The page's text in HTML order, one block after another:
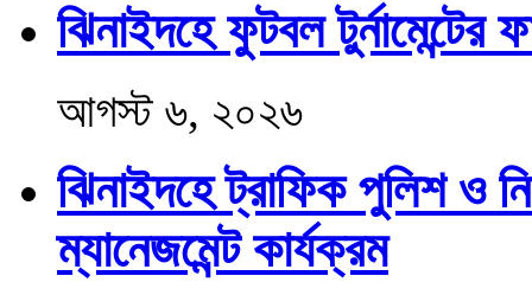
ঝিনাইদহে ফুটবল
আগস্ট ৬, ২০২৬
ঝিনাইদহে ট্রাফিক পুলিশ ও
ম্যানেজমেন্ট কার্যক্রম